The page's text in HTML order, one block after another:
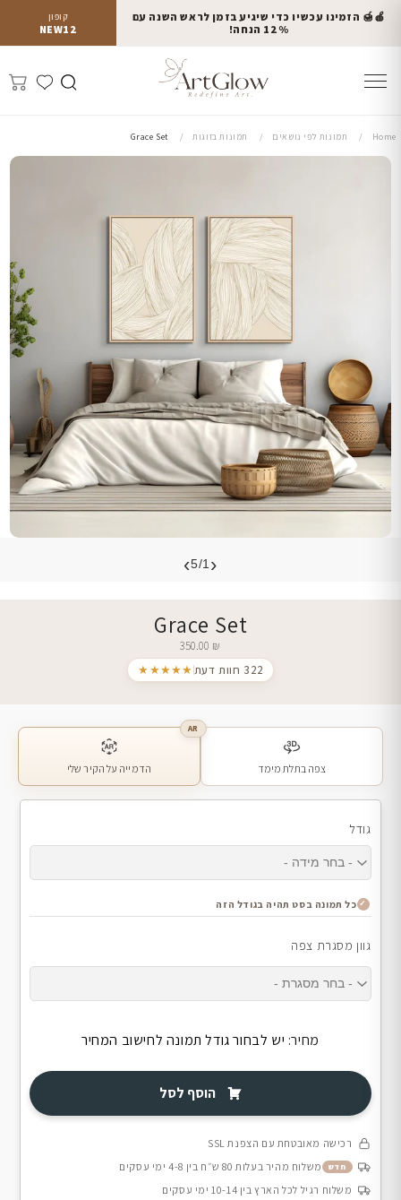
קופון
NEW12
🍎🍯 הזמינו עכשיו כדי שיגיע בזמן לראש השנה עם
12% הנחה!
Home תמונות לפי נושאים תמונות בזוגות Grace Set
‹
5/1
›
Grace Set
350.00 ₪
★★★★★
322 חוות דעת
צפה בתלת מימד
AR
הדמייה על הקיר שלי
גודל
כל תמונה בסט תהיה בגודל הזה
גוון מסגרת צפה
מחיר: יש לבחור גודל תמונה לחישוב המחיר
הוסף לסל
רכישה מאובטחת עם הצפנת SSL
חדש
משלוח מהיר בעלות 80 ש״ח בין 4-8 ימי עסקים
משלוח רגיל לכל הארץ בין 10-14 ימי עסקים